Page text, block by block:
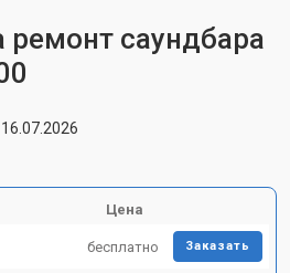
ремонт саундбара
Цена
бесплатно Заказать